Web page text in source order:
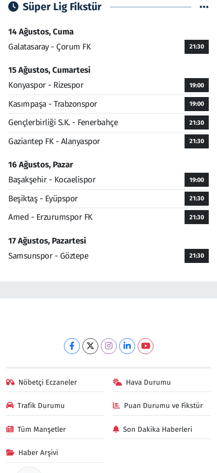
Süper Lig Fikstür
14 Ağustos, Cuma
Galatasaray - Çorum FK
21:30
15 Ağustos, Cumartesi
Konyaspor - Rizespor
19:00
Kasımpaşa - Trabzonspor 19:00
Gençlerbirliği S.K. - Fenerbahçe 21:30
Gaziantep FK - Alanyaspor 21:30
16 Ağustos, Pazar
Başakşehir - Kocaelispor
19:00
Beşiktaş - Eyüpspor 21:30
Amed - Erzurumspor FK 21:30
17 Ağustos, Pazartesi
Samsunspor - Göztepe
21:30
Nöbetçi Eczaneler Hava Durumu
Trafik Durumu Puan Durumu ve Fikstür
Tüm Manşetler Son Dakika Haberleri
Haber Arşivi